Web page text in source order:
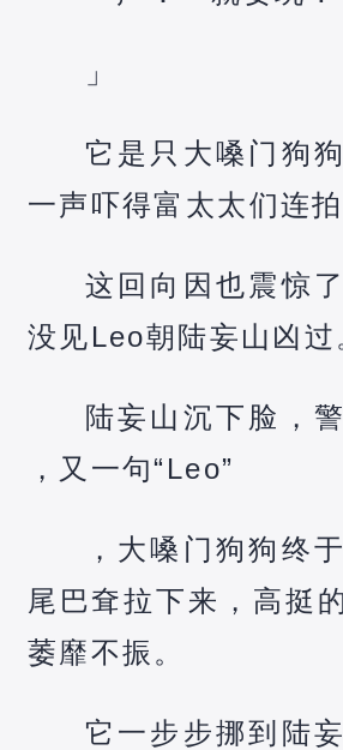
」
它是只大嗓门狗
一声吓得富太太们连拍
这回向因也震惊
没见Leo朝陆妄山凶过
陆妄山沉下脸，
，又一句“Leo”
，大嗓门狗狗终
尾巴耷拉下来，高挺
萎靡不振。
它一步步挪到陆